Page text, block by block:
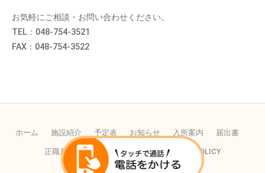
お気軽にご相談・お問い合わせください。
TEL：048-754-3521
FAX：048-754-3522
ホーム 施設紹介 予定表 お知らせ 入所案内 届出書
正職員の採用 パートの採用 PRIVACY POLICY